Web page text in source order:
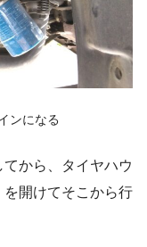
ンになる
から、タイヤハウ
開けてそこから行